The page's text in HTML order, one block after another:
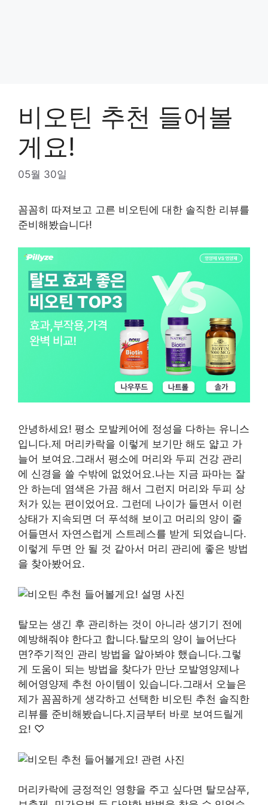
비오틴 추천 들어볼
게요!
05월 30일
꼼꼼히 따져보고 고른 비오틴에 대한 솔직한 리뷰를
준비해봤습니다!
안녕하세요! 평소 모발케어에 정성을 다하는 유니스
입니다.제 머리카락을 이렇게 보기만 해도 얇고 가
늘어 보여요.그래서 평소에 머리와 두피 건강 관리
에 신경을 쓸 수밖에 없었어요.나는 지금 파마는 잘
안 하는데 염색은 가끔 해서 그런지 머리와 두피 상
처가 있는 편이었어요. 그런데 나이가 들면서 이런
상태가 지속되면 더 푸석해 보이고 머리의 양이 줄
어들면서 자연스럽게 스트레스를 받게 되었습니다.
이렇게 두면 안 될 것 같아서 머리 관리에 좋은 방법
을 찾아봤어요.
탈모는 생긴 후 관리하는 것이 아니라 생기기 전에
예방해줘야 한다고 합니다.탈모의 양이 늘어난다
면?주기적인 관리 방법을 알아봐야 했습니다.그렇
게 도움이 되는 방법을 찾다가 만난 모발영양제나
헤어영양제 추천 아이템이 있습니다.그래서 오늘은
제가 꼼꼼하게 생각하고 선택한 비오틴 추천 솔직한
리뷰를 준비해봤습니다.지금부터 바로 보여드릴게
요! ♡
머리카락에 긍정적인 영향을 주고 싶다면 탈모샴푸,